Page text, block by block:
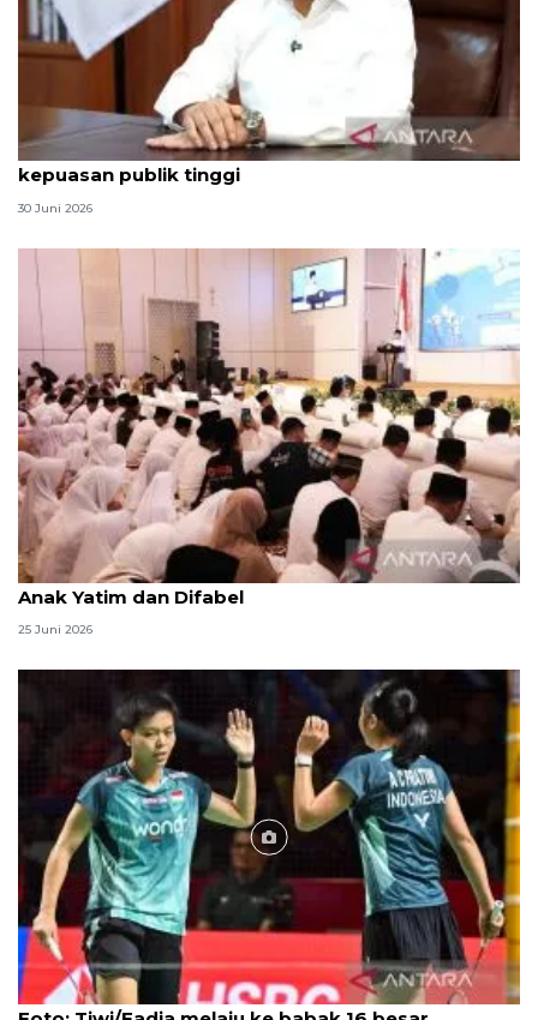
Qodari: Pemerintah tak puas diri meski tingkat
kepuasan publik tinggi
30 Juni 2026
Menag jadikan setiap 10 Muharam sebagai Lebaran
Anak Yatim dan Difabel
25 Juni 2026
Foto